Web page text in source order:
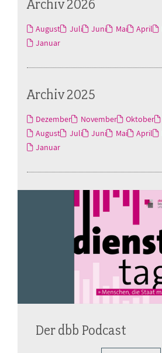
Archiv 2026
August Juli Juni Mai April
Januar
Archiv 2025
Dezember November Oktober
August
Juli Juni Mai April
Januar
Der dbb Podcast